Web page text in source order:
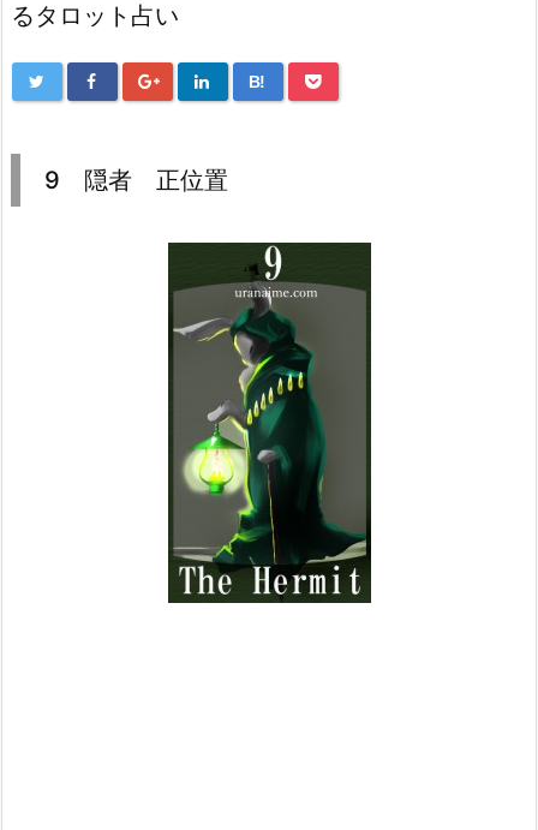
るタロット占い
B!
9 隠者 正位置